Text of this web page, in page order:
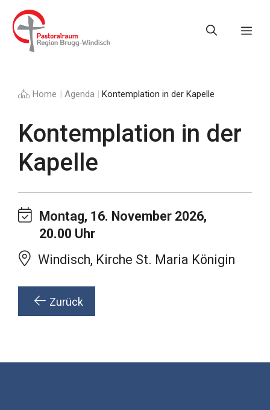
zum
Inhalt
Home | Agenda | Kontemplation in der Kapelle
Kontemplation in der
Kapelle
Montag, 16. November 2026,
20.00 Uhr
Windisch, Kirche St. Maria Königin
Zurück